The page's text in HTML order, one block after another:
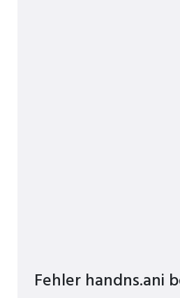
Fehler handns.ani